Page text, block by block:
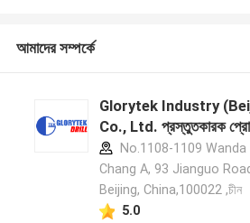
আমাদের সম্পর্কে
Glorytek Industry
Co., Ltd. প্রস্তুতকারক
No.1108-1109 Wanda
Chang A, 93 Jianguo
Beijing, China,100022 ,চীন
5.0